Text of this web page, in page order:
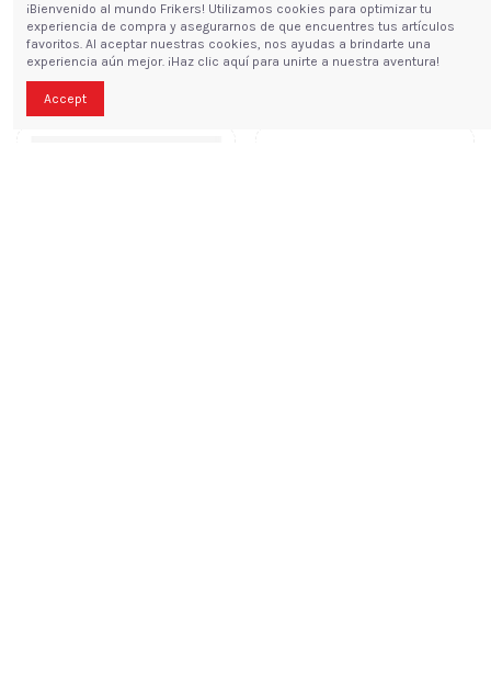
CARTERA FIVE
NIGHTS AT FREDDYS
CHICA
17,95 €
COLGANTES FIVE
NIGHTS AT FREDDYS
14,95 €
¡Bienvenido al mundo Frikers! Utilizamos cookies para optimizar tu
experiencia de compra y asegurarnos de que encuentres tus artículos
favoritos. Al aceptar nuestras cookies, nos ayudas a brindarte una
experiencia aún mejor. ¡Haz clic aquí para unirte a nuestra aventura!
Accept